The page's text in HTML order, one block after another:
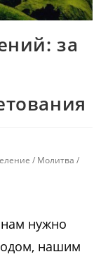
за
/ Молитва /
нужно
нашим